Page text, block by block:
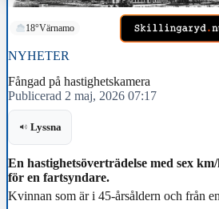
18°Värnamo
NYHETER
Fångad på hastighetskamera
Publicerad 2 maj, 2026 07:17
Lyssna
En hastighetsöverträdelse med sex
för en fartsyndare.
Kvinnan som är i 45-årsåldern och från